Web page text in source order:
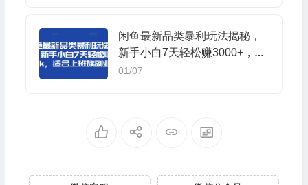
闲鱼最新品类暴利玩法揭秘，
新手小白7天轻松赚3000+，适
合上班族副业
01/07